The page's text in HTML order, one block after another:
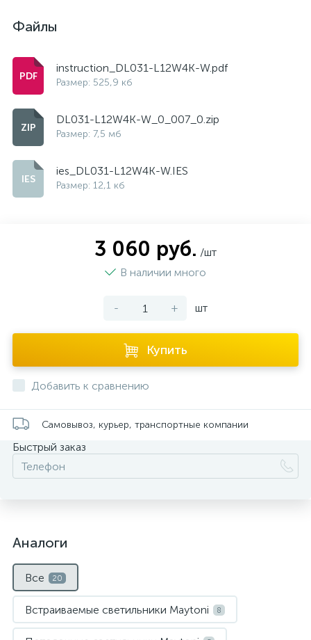
Файлы
instruction_DL031-L12W4K-W.pdf
Размер: 525,9 кб
DL031-L12W4K-W_0_007_0.zip
Размер: 7,5 мб
ies_DL031-L12W4K-W.IES
Размер: 12,1 кб
3 060 руб. /шт
В наличии много
- + шт
Купить
Добавить к сравнению
Самовывоз, курьер, транспортные компании
Быстрый заказ
Аналоги
Все 20
Встраиваемые светильники Maytoni 8